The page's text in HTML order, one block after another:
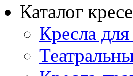
Каталог
Кресла